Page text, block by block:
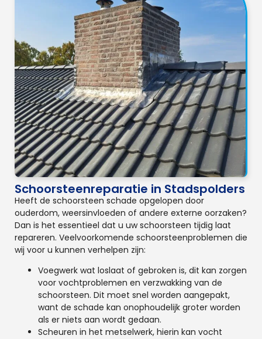
Schoorsteenreparatie in Stadspolders
Heeft de schoorsteen schade opgelopen door
ouderdom, weersinvloeden of andere externe oorzaken?
Dan is het essentieel dat u uw schoorsteen tijdig laat
repareren. Veelvoorkomende schoorsteenproblemen die
wij voor u kunnen verhelpen zijn:
Voegwerk wat loslaat of gebroken is, dit kan zorgen
voor vochtproblemen en verzwakking van de
schoorsteen. Dit moet snel worden aangepakt,
want de schade kan onophoudelijk groter worden
als er niets aan wordt gedaan.
Scheuren in het metselwerk, hierin kan vocht